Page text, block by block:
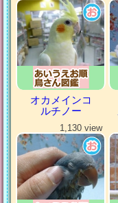
オカメインコ
ルチノー
1,130 view